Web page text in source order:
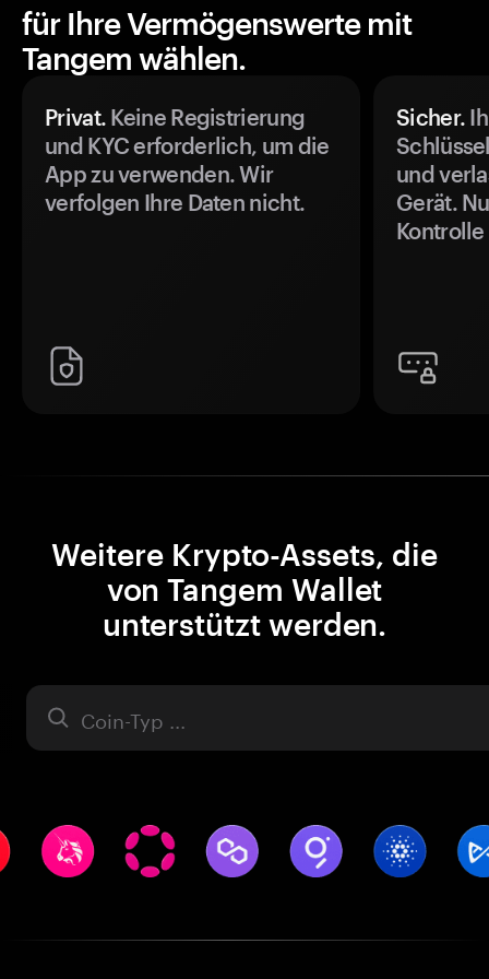
für Ihre Vermögenswerte mit
Tangem wählen.
Privat. Keine Registrierung
und KYC erforderlich, um die
App zu verwenden. Wir
verfolgen Ihre Daten nicht.
Sicher.
und
Gerät.
Weitere Krypto-Assets, die
von Tangem Wallet
unterstützt werden.
Asset